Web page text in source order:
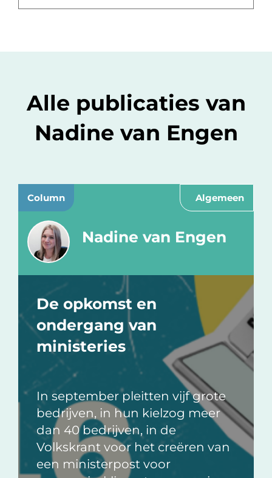
Alle publicaties van
Nadine van Engen
Column Algemeen
Nadine van Engen
De opkomst en
ondergang van
ministeries
In september pleitten vijf grote
bedrijven, in hun kielzog meer
dan 40 bedrijven, in de
Volkskrant voor het creëren van
een ministerpost voor